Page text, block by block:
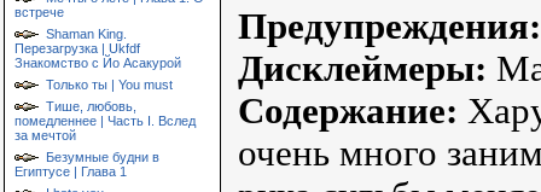
встрече
Shaman King.
Перезагрузка | Ukfdf
Знакомство с Йо Асакурой
Только ты | You must
Тише, любовь,
помедленнее | Часть I. Вслед
за мечтой
Безумные будни в
Египтусе | Глава 1
Предупреждения:
Дисклеймеры:
Содержание:
очень много